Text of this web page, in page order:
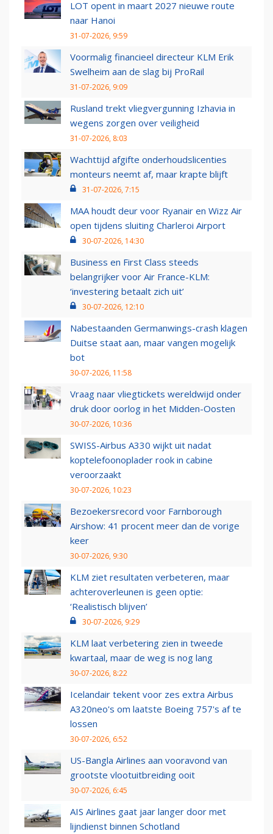
LOT opent in maart 2027 nieuwe route
naar Hanoi
31-07-2026, 9:59
Voormalig financieel directeur KLM Erik
Swelheim aan de slag bij ProRail
31-07-2026, 9:09
Rusland trekt vliegvergunning Izhavia in
wegens zorgen over veiligheid
31-07-2026, 8:03
Wachttijd afgifte onderhoudslicenties
monteurs neemt af, maar krapte blijft
31-07-2026, 7:15
MAA houdt deur voor Ryanair en Wizz Air
open tijdens sluiting Charleroi Airport
30-07-2026, 14:30
Business en First Class steeds
belangrijker voor Air France-KLM:
‘investering betaalt zich uit’
30-07-2026, 12:10
Nabestaanden Germanwings-crash klagen
Duitse staat aan, maar vangen mogelijk
bot
30-07-2026, 11:58
Vraag naar vliegtickets wereldwijd onder
druk door oorlog in het Midden-Oosten
30-07-2026, 10:36
SWISS-Airbus A330 wijkt uit nadat
koptelefoonoplader rook in cabine
veroorzaakt
30-07-2026, 10:23
Bezoekersrecord voor Farnborough
Airshow: 41 procent meer dan de vorige
keer
30-07-2026, 9:30
KLM ziet resultaten verbeteren, maar
achteroverleunen is geen optie:
‘Realistisch blijven’
30-07-2026, 9:29
KLM laat verbetering zien in tweede
kwartaal, maar de weg is nog lang
30-07-2026, 8:22
Icelandair tekent voor zes extra Airbus
A320neo's om laatste Boeing 757's af te
lossen
30-07-2026, 6:52
US-Bangla Airlines aan vooravond van
grootste vlootuitbreiding ooit
30-07-2026, 6:45
AIS Airlines gaat jaar langer door met
lijndienst binnen Schotland